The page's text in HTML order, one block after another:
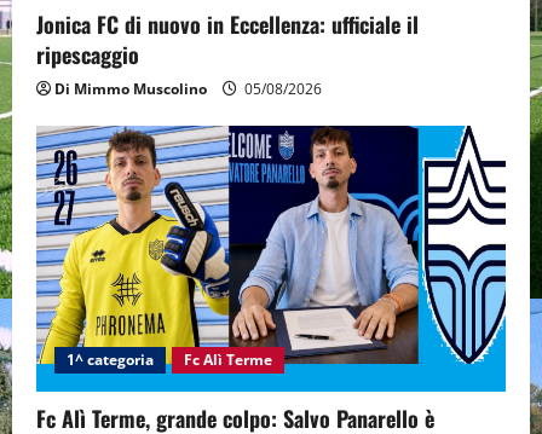
Jonica FC di nuovo in Eccellenza: ufficiale il
ripescaggio
Di Mimmo Muscolino 05/08/2026
1^ categoria Fc Alì Terme
Fc Alì Terme, grande colpo: Salvo Panarello è